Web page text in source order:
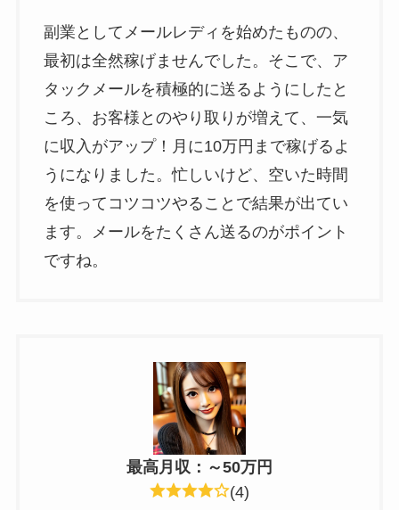
副業としてメールレディを始めたものの、
最初は全然稼げませんでした。そこで、ア
タックメールを積極的に送るようにしたと
ころ、お客様とのやり取りが増えて、一気
に収入がアップ！月に10万円まで稼げるよ
うになりました。忙しいけど、空いた時間
を使ってコツコツやることで結果が出てい
ます。メールをたくさん送るのがポイント
ですね。
最高月収：～50万円
(4)